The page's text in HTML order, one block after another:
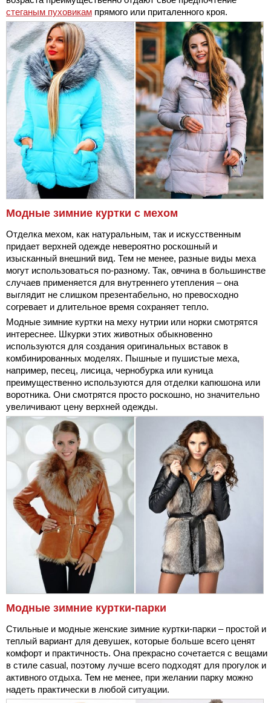
стеганым пуховикам прямого или приталенного кроя.
Модные зимние куртки с мехом
Отделка мехом, как натуральным, так и искусственным
придает верхней одежде невероятно роскошный и
изысканный внешний вид. Тем не менее, разные виды меха
могут использоваться по-разному. Так, овчина в большинстве
случаев применяется для внутреннего утепления – она
выглядит не слишком презентабельно, но превосходно
согревает и длительное время сохраняет тепло.
Модные зимние куртки на меху нутрии или норки смотрятся
интереснее. Шкурки этих животных обыкновенно
используются для создания оригинальных вставок в
комбинированных моделях. Пышные и пушистые меха,
например, песец, лисица, чернобурка или куница
преимущественно используются для отделки капюшона или
воротника. Они смотрятся просто роскошно, но значительно
увеличивают цену верхней одежды.
Модные зимние куртки-парки
Стильные и модные женские зимние куртки-парки – простой и
теплый вариант для девушек, которые больше всего ценят
комфорт и практичность. Она прекрасно сочетается с вещами
в стиле casual, поэтому лучше всего подходят для прогулок и
активного отдыха. Тем не менее, при желании парку можно
надеть практически в любой ситуации.